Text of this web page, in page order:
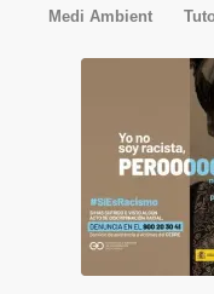
Medi Ambient